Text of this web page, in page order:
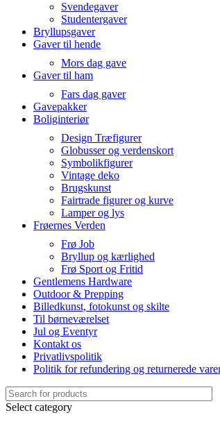
Svendegaver
Studentergaver
Bryllupsgaver
Gaver til hende
Mors dag gave
Gaver til ham
Fars dag gaver
Gavepakker
Boliginteriør
Design Træfigurer
Globusser og verdenskort
Symbolikfigurer
Vintage deko
Brugskunst
Fairtrade figurer og kurve
Lamper og lys
Frøernes Verden
Frø Job
Bryllup og kærlighed
Frø Sport og Fritid
Gentlemens Hardware
Outdoor & Prepping
Billedkunst, fotokunst og skilte
Til børneværelset
Jul og Eventyr
Kontakt os
Privatlivspolitik
Politik for refundering og returnerede
Select category